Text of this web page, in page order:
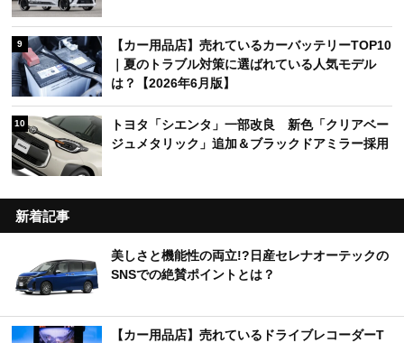
9
【カー用品店】売れているカーバッテリーTOP10
｜夏のトラブル対策に選ばれている人気モデル
は？【2026年6月版】
10
トヨタ「シエンタ」一部改良 新色「クリアベー
ジュメタリック」追加＆ブラックドアミラー採用
新着記事
美しさと機能性の両立!?日産セレナオーテックの
SNSでの絶賛ポイントとは？
【カー用品店】売れているドライブレコーダーT